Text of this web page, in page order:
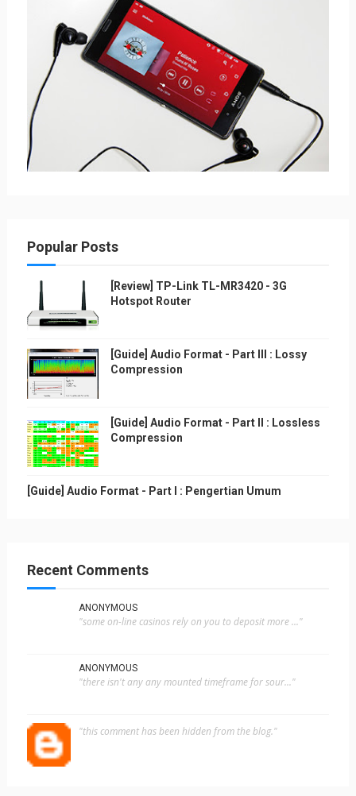
Popular Posts
[Review] TP-Link TL-MR3420 - 3G
Hotspot Router
[Guide] Audio Format - Part III : Lossy
Compression
[Guide] Audio Format - Part II : Lossless
Compression
[Guide] Audio Format - Part I : Pengertian Umum
Recent Comments
ANONYMOUS
"some on-line casinos rely on you to deposit more ..."
ANONYMOUS
"there isn't any any mounted timeframe for sour..."
"this comment has been hidden from the blog."